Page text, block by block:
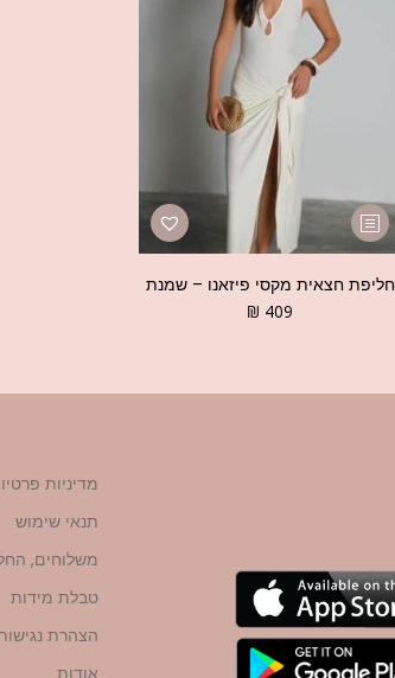
חליפת חצאית מקסי פיזאנו – שמנת
₪ 409
מדיניות
תנאי שימוש
משלוחים,
טבלת מידות
הצהרת
אודות